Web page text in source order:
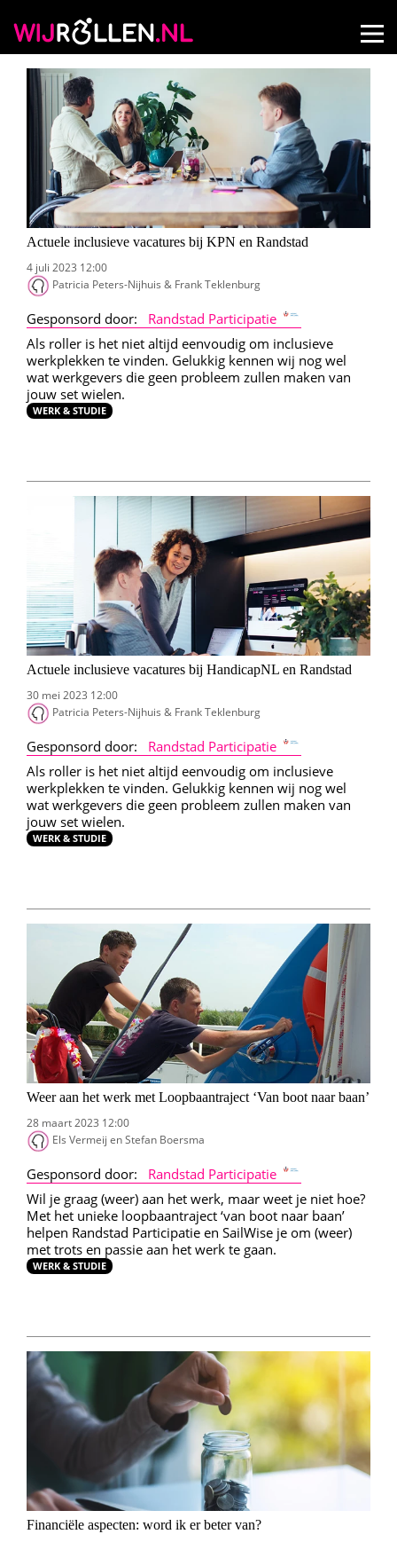
Actuele inclusieve vacatures bij KPN en Randstad
4 juli 2023 12:00
Patricia Peters-Nijhuis & Frank Teklenburg
Gesponsord door: Randstad Participatie
Als roller is het niet altijd eenvoudig om inclusieve
werkplekken te vinden. Gelukkig kennen wij nog wel
wat werkgevers die geen probleem zullen maken van
jouw set wielen.
WERK & STUDIE
Actuele inclusieve vacatures bij HandicapNL en Randstad
30 mei 2023 12:00
Patricia Peters-Nijhuis & Frank Teklenburg
Gesponsord door: Randstad Participatie
Als roller is het niet altijd eenvoudig om inclusieve
werkplekken te vinden. Gelukkig kennen wij nog wel
wat werkgevers die geen probleem zullen maken van
jouw set wielen.
WERK & STUDIE
Weer aan het werk met Loopbaantraject ‘Van boot naar baan’
28 maart 2023 12:00
Els Vermeij en Stefan Boersma
Gesponsord door: Randstad Participatie
Wil je graag (weer) aan het werk, maar weet je niet hoe?
Met het unieke loopbaantraject ‘van boot naar baan’
helpen Randstad Participatie en SailWise je om (weer)
met trots en passie aan het werk te gaan.
WERK & STUDIE
Financiële aspecten: word ik er beter van?